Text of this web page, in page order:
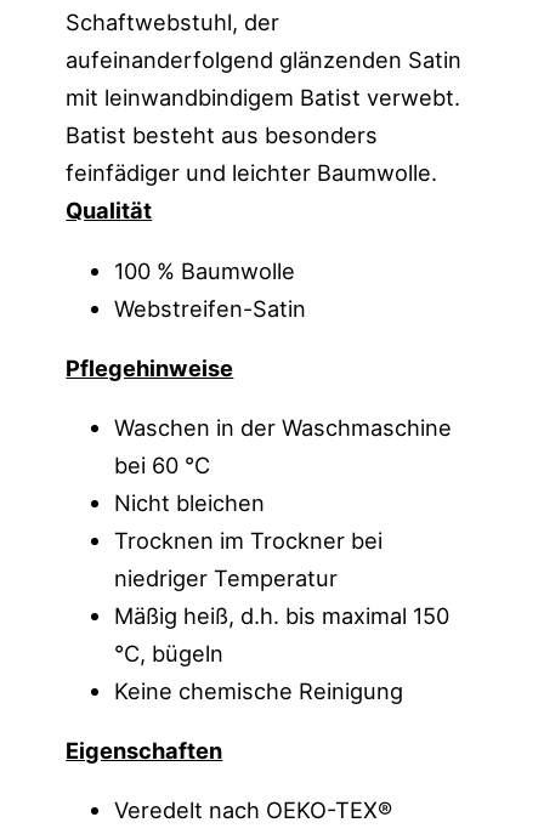
Schaftwebstuhl, der
aufeinanderfolgend glänzenden Satin
mit leinwandbindigem Batist verwebt.
Batist besteht aus besonders
feinfädiger und leichter Baumwolle.
Qualität
100 % Baumwolle
Webstreifen-Satin
Pflegehinweise
Waschen in der Waschmaschine
bei 60 °C
Nicht bleichen
Trocknen im Trockner bei
niedriger Temperatur
Mäßig heiß, d.h. bis maximal 150
°C, bügeln
Keine chemische Reinigung
Eigenschaften
Veredelt nach OEKO-TEX®